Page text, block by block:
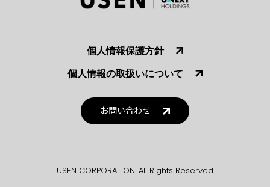
個人情報保護方針
個人情報の取扱いについて
お問い合わせ
USEN CORPORATION. All Rights Reserved